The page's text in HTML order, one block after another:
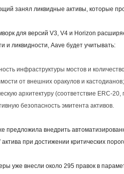
занял ликвидные активы, которые
для версий V3, V4 и Horizon
и ликвидности, Aave будет учитывать:
инфраструктуры мостов и
от внешних оракулов и кастодианов;
архитектуру (соответствие ERC-
безопасность эмитента активов.
предложила внедрить
актива при достижении критических
уже внесли около 295 правок в